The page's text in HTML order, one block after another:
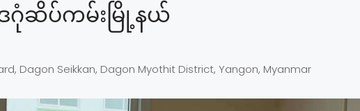
ဂုံဆိပ်ကမ်းမြို့နယ်
Dagon Seikkan, Dagon Myothit District, Yangon, Myanmar